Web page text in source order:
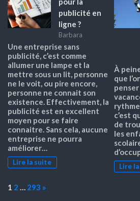
publicité en
ligne ?
Barbara
Une entreprise sans
publicité, c’est comme
allumer une lampe et la
mettre sous un lit, personne
ne le voit, ou pire encore,
personne ne connait son
existence. Effectivement, la
publicité est en excellent
moyen pour se faire
connaitre. Sans cela, aucune
entreprise ne pourra
améliorer…
Lire la suite
À
que
c’est
de
les
Lire
Page:
1 2 … 293 Next
»